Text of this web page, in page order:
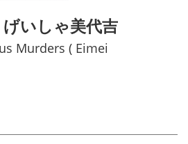
いしゃ美代吉
Murders ( Eimei